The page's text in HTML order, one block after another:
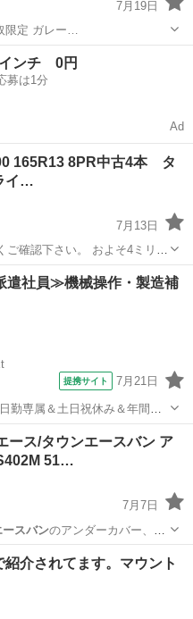
7月19日
限定 ガレー…
内装、インテリア
ンチ 0円
募は1分
Ad
165R13 8PR中古4本 タ
イ…
7月13日
ティを求める方や神経質な方
ル
遣社員≫機械操作・製造補
提携サイト 7月21日
勤専属＆土日祝休み＆年間休
ー通勤OK＆無料駐車場あり
城県常陸大宮市》 人気の
他
ース/タウンエースバン ア
ンダーカバー】 S402M 51…
7月7日
スバンのアンダーカバー、中
、車外用品
介されてます。マウント